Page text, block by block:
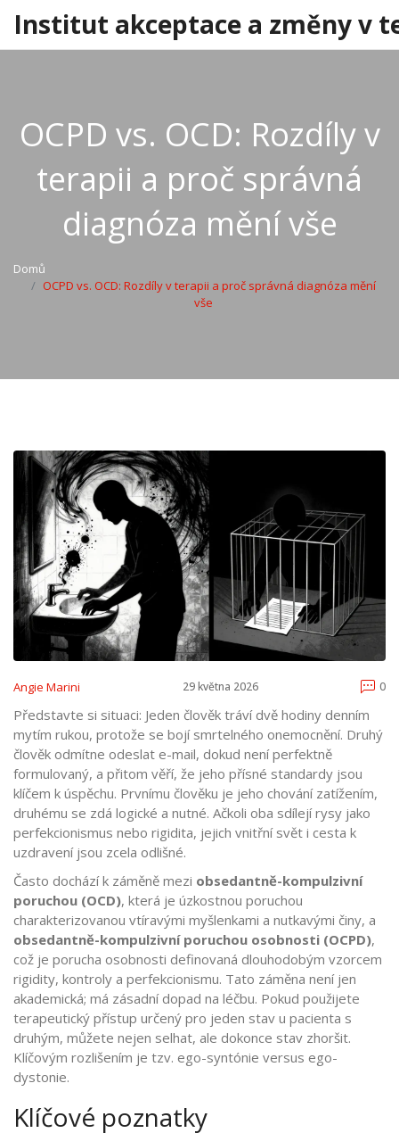
Institut akceptace a změny v
OCPD vs. OCD: Rozdíly v
terapii a proč správná
diagnóza mění vše
Domů
OCPD vs. OCD: Rozdíly v terapii a proč správná diagnóza mění
vše
Angie Marini 29 května 2026 0
Představte si situaci: Jeden člověk tráví dvě hodiny denním
mytím rukou, protože se bojí smrtelného onemocnění. Druhý
člověk odmítne odeslat e-mail, dokud není perfektně
formulovaný, a přitom věří, že jeho přísné standardy jsou
klíčem k úspěchu. Prvnímu člověku je jeho chování zatížením,
druhému se zdá logické a nutné. Ačkoli oba sdílejí rysy jako
perfekcionismus nebo rigidita, jejich vnitřní svět i cesta k
uzdravení jsou zcela odlišné.
Často dochází k záměně mezi obsedantně-kompulzivní
poruchou (OCD), která je úzkostnou poruchou
charakterizovanou vtíravými myšlenkami a nutkavými činy, a
obsedantně-kompulzivní poruchou osobnosti (OCPD),
což je porucha osobnosti definovaná dlouhodobým vzorcem
rigidity, kontroly a perfekcionismu. Tato záměna není jen
akademická; má zásadní dopad na léčbu. Pokud použijete
terapeutický přístup určený pro jeden stav u pacienta s
druhým, můžete nejen selhat, ale dokonce stav zhoršit.
Klíčovým rozlišením je tzv. ego-syntónie versus ego-
dystonie.
Klíčové poznatky